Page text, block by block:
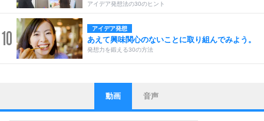
アイデア発想法の30のヒント
10 アイデア発想
あえて興味関心のないことに取り組んでみよう。
発想力を鍛える30の方法
1
ストレス対策
他人と比べない。
動画 音声